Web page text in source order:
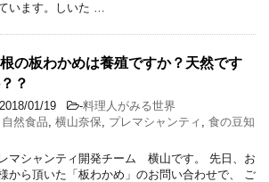
います。しいた …
の板わかめは養殖ですか？天然です
？
2018/01/19 -料理人がみる世界
自然食品, 横山奈保, プレマシャンティ , 食の豆知
マシャンティ開発チーム 横山です。 先日、お
から頂いた「板わかめ」のお問い合わせで、 ご